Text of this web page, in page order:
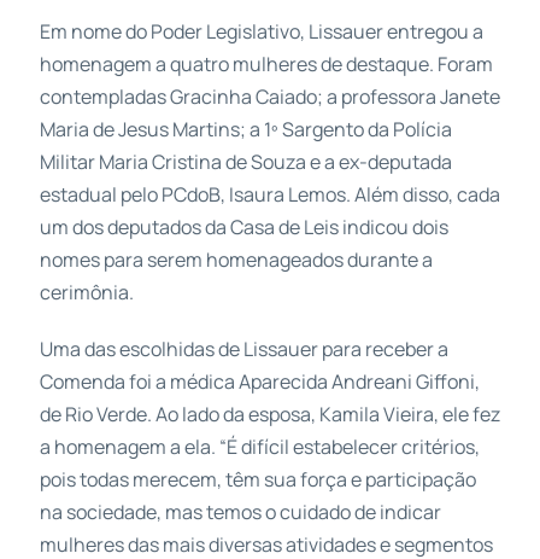
Em nome do Poder Legislativo, Lissauer entregou a
homenagem a quatro mulheres de destaque. Foram
contempladas Gracinha Caiado; a professora Janete
Maria de Jesus Martins; a 1º Sargento da Polícia
Militar Maria Cristina de Souza e a ex-deputada
estadual pelo PCdoB, Isaura Lemos. Além disso, cada
um dos deputados da Casa de Leis indicou dois
nomes para serem homenageados durante a
cerimônia.
Uma das escolhidas de Lissauer para receber a
Comenda foi a médica Aparecida Andreani Giffoni,
de Rio Verde. Ao lado da esposa, Kamila Vieira, ele fez
a homenagem a ela. “É difícil estabelecer critérios,
pois todas merecem, têm sua força e participação
na sociedade, mas temos o cuidado de indicar
mulheres das mais diversas atividades e segmentos